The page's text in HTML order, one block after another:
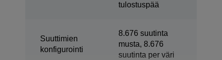
tulostuspää
Suuttimien
konfigurointi
8.676 suutinta
musta, 8.676
suutinta per väri